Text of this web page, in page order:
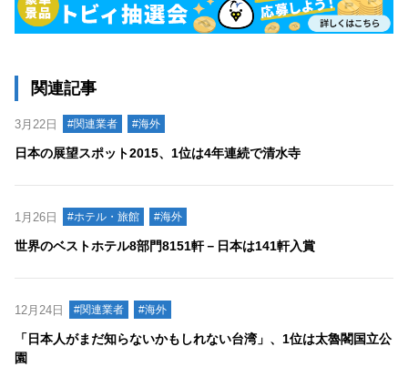
関連記事
3月22日 #関連業者 #海外
日本の展望スポット2015、1位は4年連続で清水寺
1月26日 #ホテル・旅館 #海外
世界のベストホテル8部門8151軒－日本は141軒入賞
12月24日 #関連業者 #海外
「日本人がまだ知らないかもしれない台湾」、1位は太魯閣国立公
園